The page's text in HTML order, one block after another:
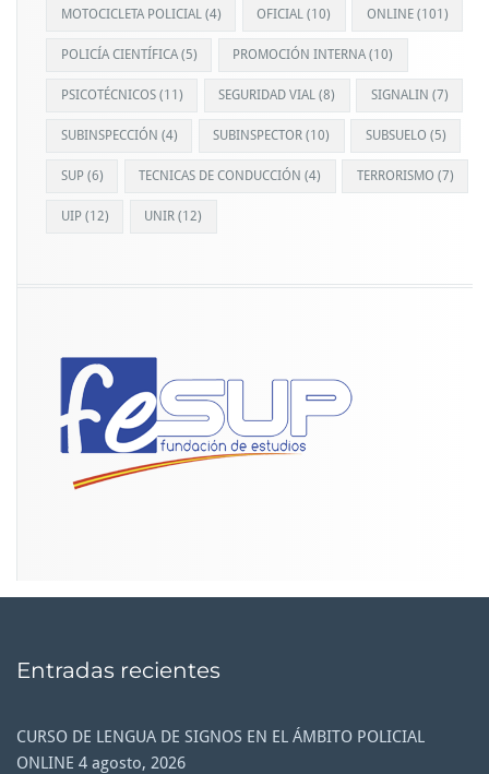
MOTOCICLETA POLICIAL (4) OFICIAL (10) ONLINE(101)
POLICÍA CIENTÍFICA(5) PROMOCIÓN INTERNA (10)
PSICOTÉCNICOS(11) SEGURIDAD VIAL (8) SIGNALIN (7)
SUBINSPECCIÓN (4) SUBINSPECTOR (10) SUBSUELO (5)
SUP(6) TECNICAS DE CONDUCCIÓN (4) TERRORISMO (7)
UIP(12) UNIR (12)
Entradas recientes
CURSO DE LENGUA DE SIGNOS EN EL ÁMBITO POLICIAL
ONLINE 4 agosto, 2026